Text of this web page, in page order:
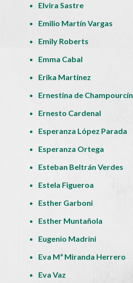
Elvira Sastre
Emilio Martín Vargas
Emily Roberts
Emma Cabal
Erika Martínez
Ernestina de Champourcín
Ernesto Cardenal
Esperanza López Parada
Esperanza Ortega
Esteban Beltrán Verdes
Estela Figueroa
Esther Garboni
Esther Muntañola
Eugenio Madrini
Eva Mª Miranda Herrero
Eva Vaz